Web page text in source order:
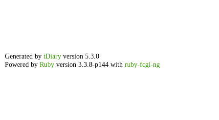
Generated by tDiary version 5.3.0
Powered by Ruby version 3.3.8-p144 with ruby-fcgi-ng